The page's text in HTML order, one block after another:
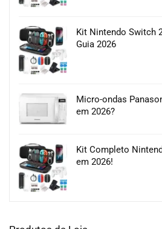
Kit Nintendo Switch
Guia 2026
Micro-ondas
em 2026?
Kit Completo
em 2026!